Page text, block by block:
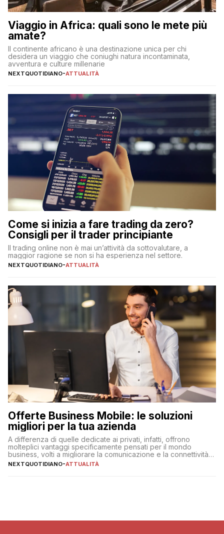
Viaggio in Africa: quali sono le mete più
amate?
Il continente africano è una destinazione unica per chi
desidera un viaggio che coniughi natura incontaminata,
avventura e culture millenarie
NEXTQUOTIDIANO-ATTUALITÀ
Come si inizia a fare trading da zero?
Consigli per il trader principiante
Il trading online non è mai un’attività da sottovalutare, a
maggior ragione se non si ha esperienza nel settore.
NEXTQUOTIDIANO-ATTUALITÀ
Offerte Business Mobile: le soluzioni
migliori per la tua azienda
A differenza di quelle dedicate ai privati, infatti, offrono
molteplici vantaggi specificamente pensati per il mondo
business, volti a migliorare la comunicazione e la connettività
degli utenti
NEXTQUOTIDIANO-ATTUALITÀ